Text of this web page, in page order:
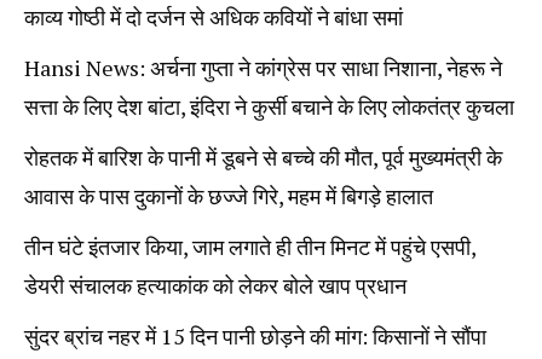
काव्य गोष्ठी में दो दर्जन से अधिक कवियों ने बांधा समां
Hansi News: अर्चना गुप्ता ने कांग्रेस पर साधा निशाना, नेहरू ने
सत्ता के लिए देश बांटा, इंदिरा ने कुर्सी बचाने के लिए लोकतंत्र कुचला
रोहतक में बारिश के पानी में डूबने से बच्चे की मौत, पूर्व मुख्यमंत्री के
आवास के पास दुकानों के छज्जे गिरे, महम में बिगड़े हालात
तीन घंटे इंतजार किया, जाम लगाते ही तीन मिनट में पहुंचे एसपी,
डेयरी संचालक हत्याकांक को लेकर बोले खाप प्रधान
सुंदर ब्रांच नहर में 15 दिन पानी छोड़ने की मांग: किसानों ने सौंपा